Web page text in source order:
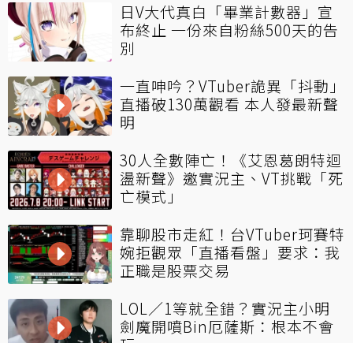
日V大代真白「畢業計數器」宣
布終止 一份來自粉絲500天的告
別
一直呻吟？VTuber詭異「抖動」
直播破130萬觀看 本人發最新聲
明
30人全數陣亡！《艾恩葛朗特迴
盪新聲》邀實況主、VT挑戰「死
亡模式」
靠聊股市走紅！台VTuber珂賽特
婉拒觀眾「直播看盤」要求：我
正職是股票交易
LOL／1等就全錯？實況主小明
劍魔開噴Bin厄薩斯：根本不會